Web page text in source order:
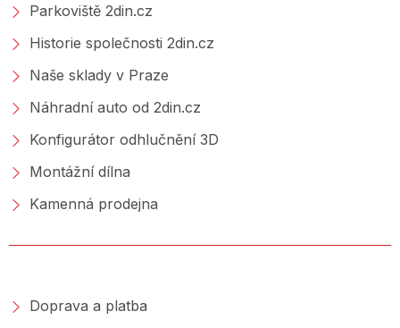
Parkoviště 2din.cz
Historie společnosti 2din.cz
Naše sklady v Praze
Náhradní auto od 2din.cz
Konfigurátor odhlučnění 3D
Montážní dílna
Kamenná prodejna
Doprava a platba